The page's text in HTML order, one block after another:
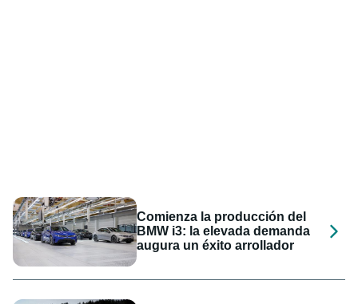
Comienza la producción del
BMW i3: la elevada demanda
augura un éxito arrollador